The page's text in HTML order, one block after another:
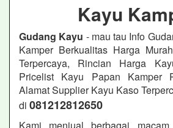
Kayu
Gudang Kayu - mau tau Info
Kamper Berkualitas Harga
Terpercaya, Rincian Harga
Pricelist Kayu Papan Kamper
Alamat Supplier Kayu Kaso
di 081212812650